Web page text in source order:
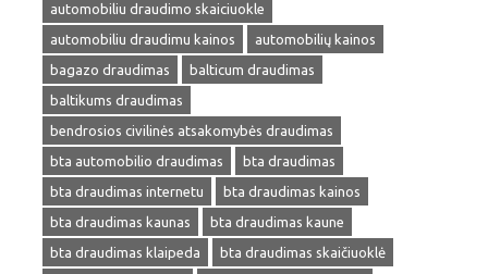
automobiliu draudimo skaiciuokle
automobiliu draudimu kainos
automobilių kainos
bagazo draudimas
balticum draudimas
baltikums draudimas
bendrosios civilinės atsakomybės draudimas
bta automobilio draudimas
bta draudimas
bta draudimas internetu
bta draudimas kainos
bta draudimas kaunas
bta draudimas kaune
bta draudimas klaipeda
bta draudimas skaičiuoklė